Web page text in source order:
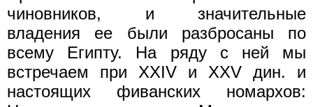
чиновников, и значительные
владения ее были разбросаны по
всему Египту. На ряду с ней мы
встречаем при XXIV и XXV дин. и
настоящих фиванских номархов: